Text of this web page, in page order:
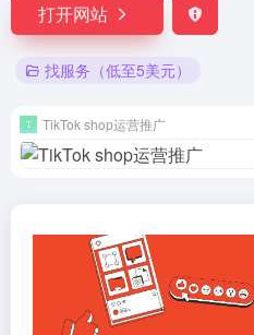
打开网站
找服务（低至5美元）
TikTok shop运营推广